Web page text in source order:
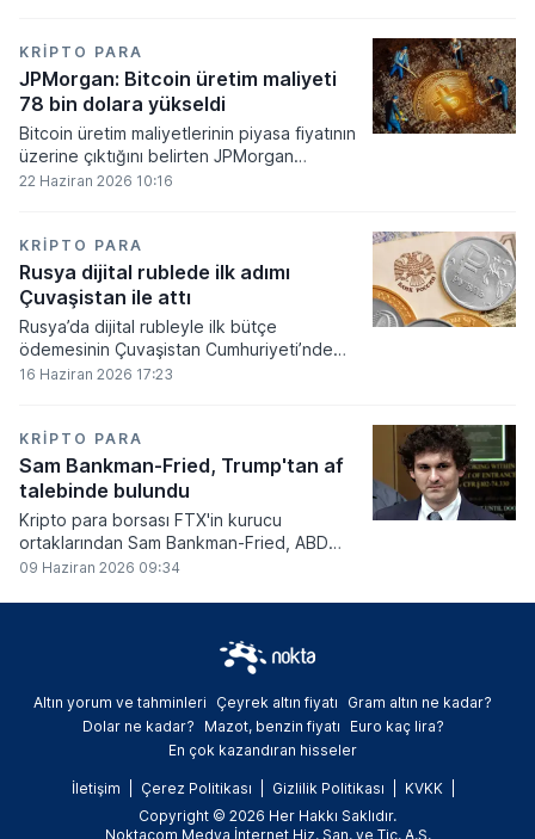
KRIPTO PARA
JPMorgan: Bitcoin üretim maliyeti
78 bin dolara yükseldi
Bitcoin üretim maliyetlerinin piyasa fiyatının
üzerine çıktığını belirten JPMorgan
analistleri, madencilik sektöründeki kârlılık
22 Haziran 2026 10:16
KRIPTO PARA
Rusya dijital rublede ilk adımı
Çuvaşistan ile attı
Rusya’da dijital rubleyle ilk bütçe
ödemesinin Çuvaşistan Cumhuriyeti’nde
gerçekleştirildiği bildirildi.
16 Haziran 2026 17:23
KRIPTO PARA
Sam Bankman-Fried, Trump'tan af
talebinde bulundu
Kripto para borsası FTX'in kurucu
ortaklarından Sam Bankman-Fried, ABD
Başkanı Donald Trump'tan resmi olarak af
09 Haziran 2026 09:34
Altın yorum ve tahminleri Çeyrek altın fiyatı
Gram altın ne kadar?
Dolar ne kadar?
Mazot, benzin fiyatı
Euro kaç lira?
En çok kazandıran hisseler
İletişim Çerez Politikası Gizlilik Politikası
KVKK
Copyright © 2026 Her Hakkı Saklıdır.
Noktacom Medya İnternet Hiz. San. ve Tic. A.Ş.